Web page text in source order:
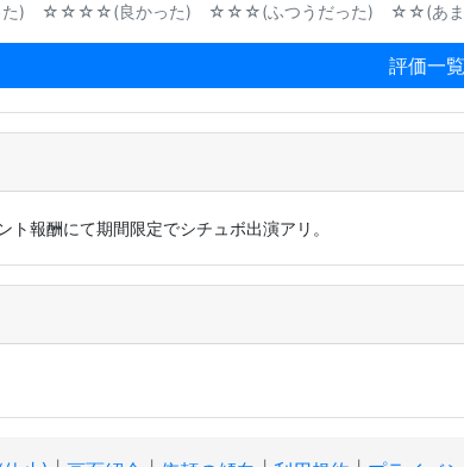
た) ☆☆☆☆(良かった) ☆☆☆(ふつうだった) ☆☆(あま
評価一
報酬にて期間限定でシチュボ出演アリ。